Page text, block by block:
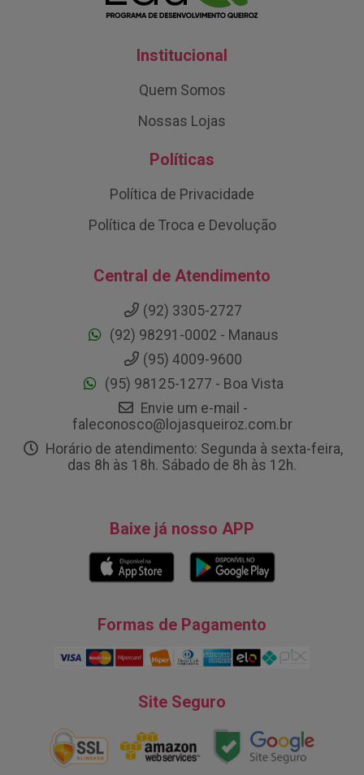
Institucional
Quem Somos
Nossas Lojas
Políticas
Política de Privacidade
Política de Troca e Devolução
Central de Atendimento
(92) 3305-2727
(92) 98291-0002 - Manaus
(95) 4009-9600
(95) 98125-1277 - Boa Vista
Envie um e-mail -
faleconosco@lojasqueiroz.com.br
Horário de atendimento: Segunda à sexta-feira,
das 8h às 18h. Sábado de 8h às 12h.
Baixe já nosso APP
Formas de Pagamento
Site Seguro